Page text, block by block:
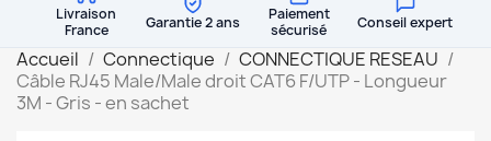
Livraison
France
Garantie 2 ans
Paiement
sécurisé
Conseil expert
Accueil Connectique
CONNECTIQUE RESEAU
Câble RJ45 Male/Male droit CAT6 F/UTP - Longueur
3M - Gris - en sachet